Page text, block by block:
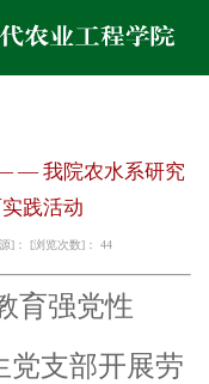
— 我院农水系研究
践活动
]： [浏览次数]： 44
育强党性
党支部开展劳